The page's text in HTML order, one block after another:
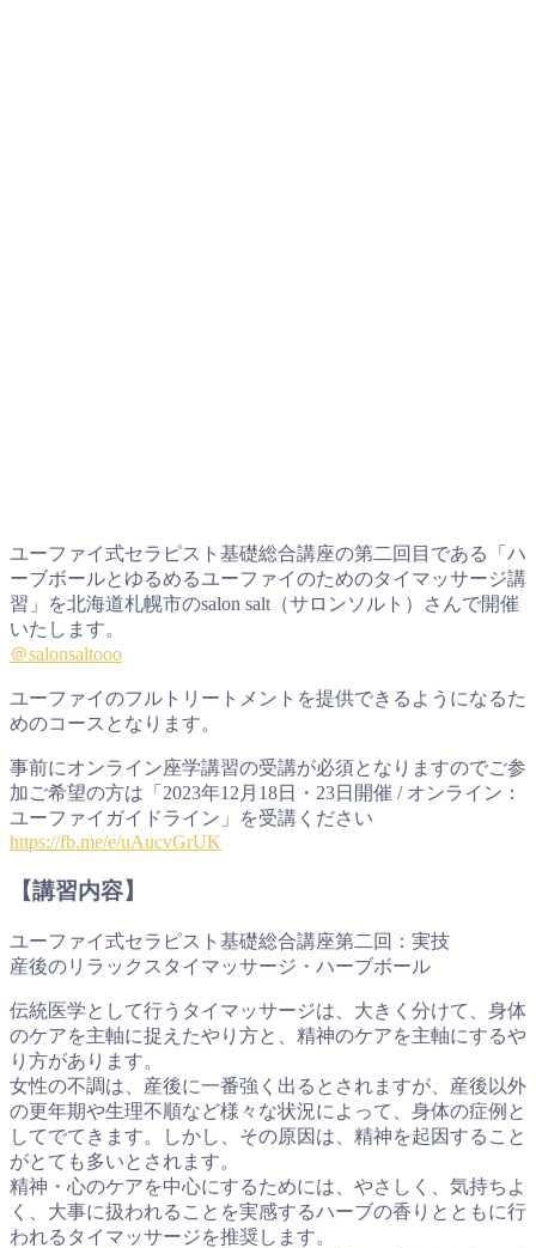
ユーファイ式セラピスト基礎総合講座の第二回目である「ハ
ーブボールとゆるめるユーファイのためのタイマッサージ講
習」を北海道札幌市のsalon salt（サロンソルト）さんで開催
いたします。
＠salonsaltooo
ユーファイのフルトリートメントを提供できるようになるた
めのコースとなります。
事前にオンライン座学講習の受講が必須となりますのでご参
加ご希望の方は「2023年12月18日・23日開催 / オンライン：
ユーファイガイドライン」を受講ください
https://fb.me/e/uAucvGrUK
【講習内容】
ユーファイ式セラピスト基礎総合講座第二回：実技
産後のリラックスタイマッサージ・ハーブボール
伝統医学として行うタイマッサージは、大きく分けて、身体
のケアを主軸に捉えたやり方と、精神のケアを主軸にするや
り方があります。
女性の不調は、産後に一番強く出るとされますが、産後以外
の更年期や生理不順など様々な状況によって、身体の症例と
してでてきます。しかし、その原因は、精神を起因すること
がとても多いとされます。
精神・心のケアを中心にするためには、やさしく、気持ちよ
く、大事に扱われることを実感するハーブの香りとともに行
われるタイマッサージを推奨します。